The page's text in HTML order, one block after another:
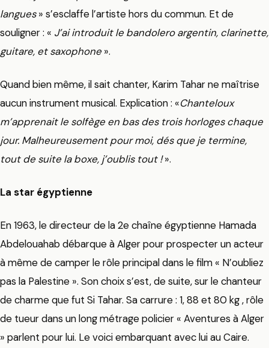
langues» s’esclaffe l’artiste hors du commun. Et de
souligner : « J’ai introduit le bandolero argentin, clarinette,
guitare, et saxophone».
Quand bien même, il sait chanter, Karim Tahar ne maîtrise
aucun instrument musical. Explication : «Chanteloux
m’apprenait le solfège en bas des trois horloges chaque
jour. Malheureusement pour moi, dés que je termine,
tout de suite la boxe, j’oublis tout !».
La star égyptienne
En 1963, le directeur de la 2e chaîne égyptienne Hamada
Abdelouahab débarque à Alger pour prospecter un acteur
à même de camper le rôle principal dans le film « N’oubliez
pas la Palestine ». Son choix s’est, de suite, sur le chanteur
de charme que fut Si Tahar. Sa carrure : 1, 88 et 80 kg , rôle
de tueur dans un long métrage policier « Aventures à Alger
» parlent pour lui. Le voici embarquant avec lui au Caire.